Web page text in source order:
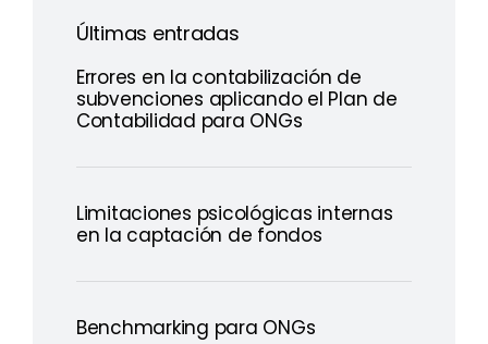
Últimas entradas
Errores en la contabilización de
subvenciones aplicando el Plan de
Contabilidad para ONGs
Limitaciones psicológicas internas
en la captación de fondos
Benchmarking para ONGs